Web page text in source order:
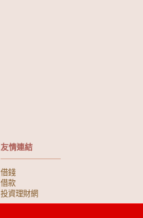
友情連結
借錢
借款
投資理財網